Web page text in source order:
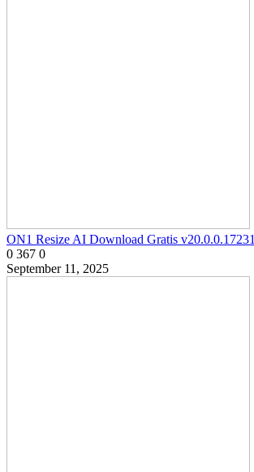
ON1 Resize AI Download Gratis v20.0.0.17231
0 367 0
September 11, 2025